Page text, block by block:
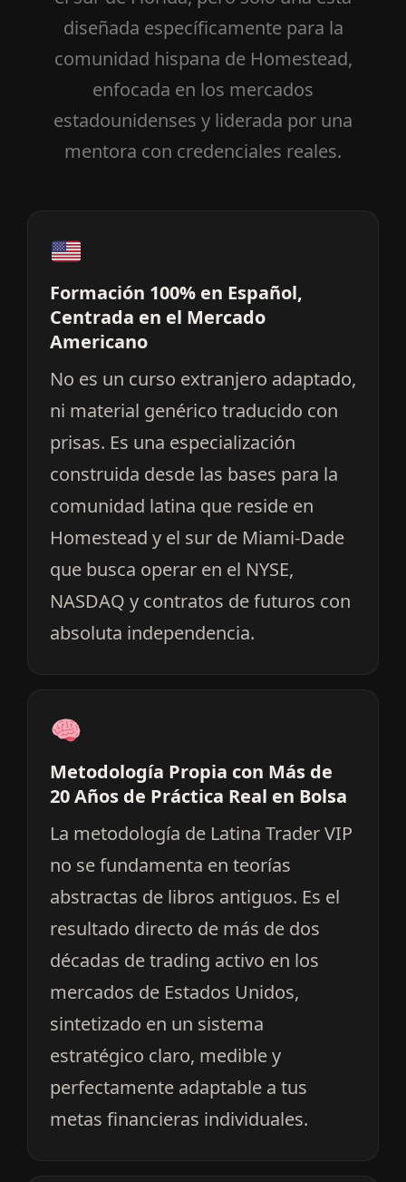
diseñada específicamente para la
comunidad hispana de Homestead,
enfocada en los mercados
estadounidenses y liderada por una
mentora con credenciales reales.
Formación 100% en Español,
Centrada en el Mercado
Americano
No es un curso extranjero adaptado,
ni material genérico traducido con
prisas. Es una especialización
construida desde las bases para la
comunidad latina que reside en
Homestead y el sur de Miami-Dade
que busca operar en el NYSE,
NASDAQ y contratos de futuros con
absoluta independencia.
Metodología Propia con Más de
20 Años de Práctica Real en Bolsa
La metodología de Latina Trader VIP
no se fundamenta en teorías
abstractas de libros antiguos. Es el
resultado directo de más de dos
décadas de trading activo en los
mercados de Estados Unidos,
sintetizado en un sistema
estratégico claro, medible y
perfectamente adaptable a tus
metas financieras individuales.